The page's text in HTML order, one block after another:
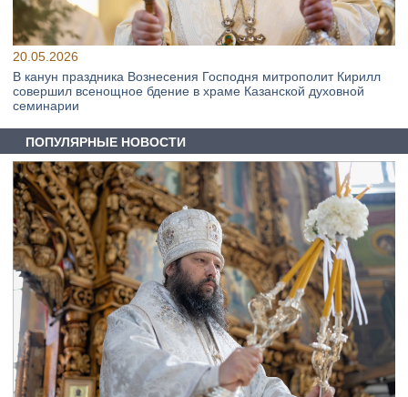
20.05.2026
В канун праздника Вознесения Господня митрополит Кирилл
совершил всенощное бдение в храме Казанской духовной
семинарии
ПОПУЛЯРНЫЕ НОВОСТИ